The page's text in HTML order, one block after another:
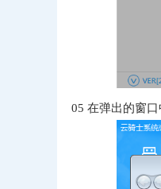
05 在弹出的窗口